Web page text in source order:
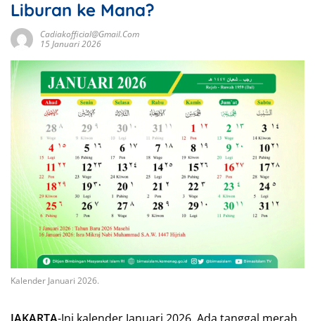
Liburan ke Mana?
Cadiakofficial@gmail.com
15 Januari 2026
Kalender Januari 2026.